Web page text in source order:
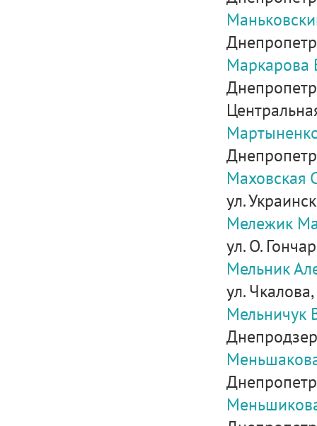
Маркарова
Маховская
ул.
Мележик
ул. О.
Мельник
ул.
Мельничук